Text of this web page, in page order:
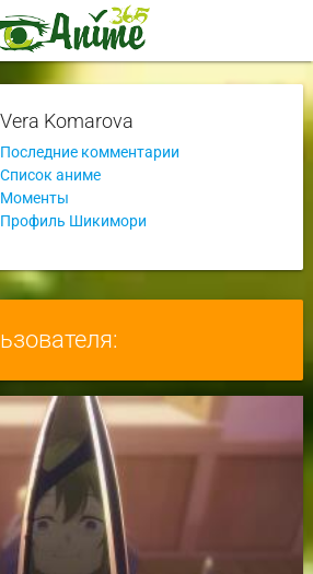
Vera Komarova
Последние комментарии
Список аниме
Моменты
Профиль Шикимори